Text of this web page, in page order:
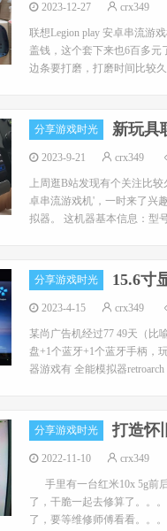
2023-12-27 crx349
联想Legion play 安卓串流游
盖钱，这个套下来也6百多元
边条要打磨，打磨时间比较久
分享游戏时光 新玩具
2023-9-21 crx349
上周逛B站发现有个关注比
卓串流游戏机'，一时来了兴
拟器。 这机器基本信息：型
分享游戏时光 15.6寸
2023-4-15 crx349
某尚广告机经过77 49天（比
盘+1个蓝牙+1个蓝牙手柄，
器游戏有 全能模拟器retroarch
分享游戏时光 打造怀
2022-11-10 crx349
手里有一台红米10x 5g前
了，干脆一起去修算了。。
了，要等维修师傅看看。。